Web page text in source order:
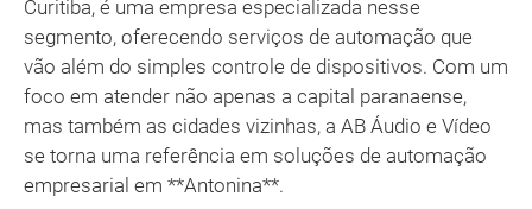
Curitiba, é uma empresa especializada nesse
segmento, oferecendo serviços de automação que
vão além do simples controle de dispositivos. Com um
foco em atender não apenas a capital paranaense,
mas também as cidades vizinhas, a AB Áudio e Vídeo
se torna uma referência em soluções de automação
empresarial em **Antonina**.